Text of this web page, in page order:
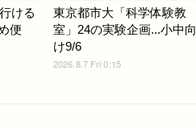
ける
便
東京都市大「科学体験教
室」24の実験企画...小中向
け9/6
2026.8.7 Fri 0:15